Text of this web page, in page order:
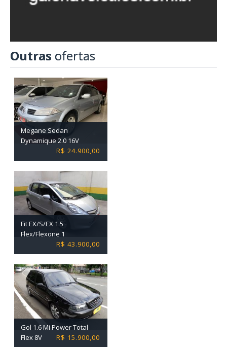
Outras ofertas
Megane Sedan
Dynamique 2.0 16V
R$ 24.900,00
Fit EX/S/EX 1.5
Flex/Flexone 1
R$ 43.900,00
Gol 1.6 Mi Power Total
Flex 8V
R$ 15.900,00